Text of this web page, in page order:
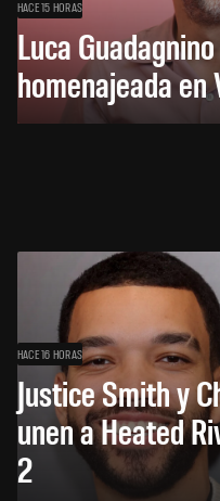
HACE 15 HORAS
Luca
homenajeada
HACE 16 HORAS
Justice Smith y
unen a Heated
2